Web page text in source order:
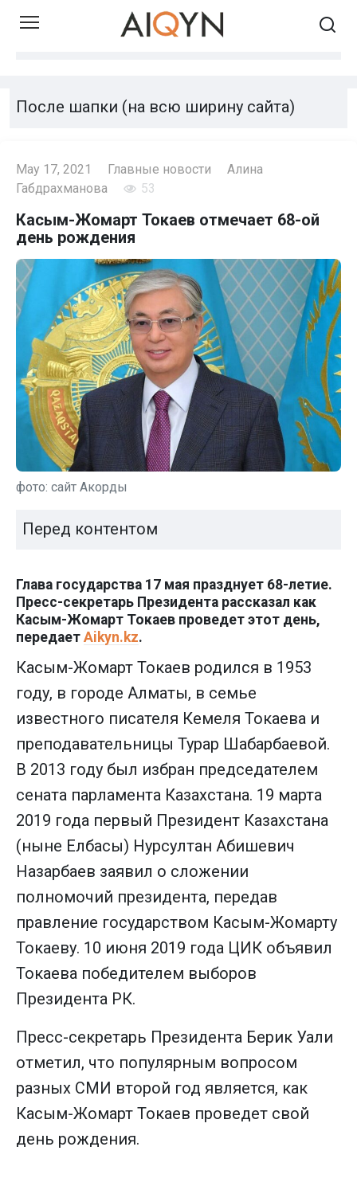
Skip
После шапки (на всю ширину сайта)
May 17, 2021 Главные новости
Алина
Габдрахманова
53
Касым-Жомарт Токаев отмечает 68-ой
день рождения
фото: сайт Акорды
Перед контентом
Глава государства 17 мая празднует 68-летие.
Пресс-секретарь Президента рассказал как
Касым-Жомарт Токаев проведет этот день,
передает Aikyn.kz.
Касым-Жомарт Токаев родился в 1953
году, в городе Алматы, в семье
известного писателя Кемеля Токаева и
преподавательницы Турар Шабарбаевой.
В 2013 году был избран председателем
сената парламента Казахстана. 19 марта
2019 года первый Президент Казахстана
(ныне Елбасы) Нурсултан Абишевич
Назарбаев заявил о сложении
полномочий президента, передав
правление государством Касым-Жомарту
Токаеву. 10 июня 2019 года ЦИК объявил
Токаева победителем выборов
Президента РК.
Пресс-секретарь Президента Берик Уали
отметил, что популярным вопросом
разных СМИ второй год является, как
Касым-Жомарт Токаев проведет свой
день рождения.